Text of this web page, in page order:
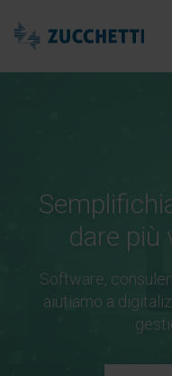
Zucchetti Healthcare
dare più
Software,
aiutiamo a